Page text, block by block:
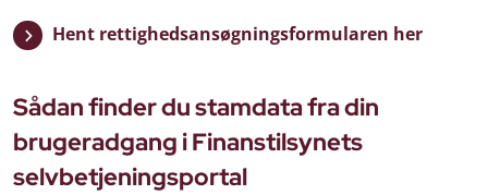
Hent rettighedsansøgningsformularen her
Sådan finder du stamdata fra din
brugeradgang i Finanstilsynets
selvbetjeningsportal